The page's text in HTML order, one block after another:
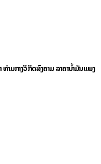
ມກາງວິກິດສົງຄາມ ລາຄານໍ້າມັນແພງ